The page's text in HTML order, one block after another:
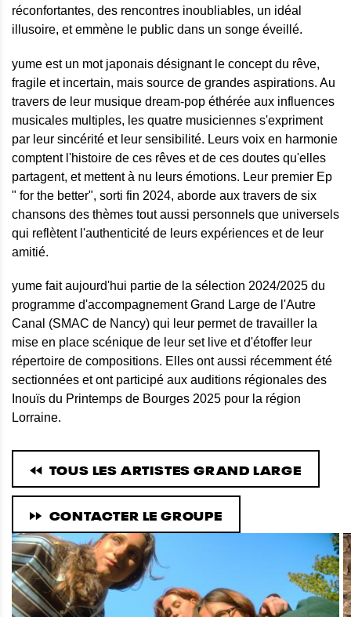
réconfortantes, des rencontres inoubliables, un idéal
illusoire, et emmène le public dans un songe éveillé.
yume est un mot japonais désignant le concept du rêve,
fragile et incertain, mais source de grandes aspirations. Au
travers de leur musique dream-pop éthérée aux influences
musicales multiples, les quatre musiciennes s'expriment
par leur sincérité et leur sensibilité. Leurs voix en harmonie
comptent l'histoire de ces rêves et de ces doutes qu'elles
partagent, et mettent à nu leurs émotions. Leur premier Ep
" for the better", sorti fin 2024, aborde aux travers de six
chansons des thèmes tout aussi personnels que universels
qui reflètent l'authenticité de leurs expériences et de leur
amitié.
yume fait aujourd'hui partie de la sélection 2024/2025 du
programme d'accompagnement Grand Large de l'Autre
Canal (SMAC de Nancy) qui leur permet de travailler la
mise en place scénique de leur set live et d'étoffer leur
répertoire de compositions. Elles ont aussi récemment été
sectionnées et ont participé aux auditions régionales des
Inouïs du Printemps de Bourges 2025 pour la région
Lorraine.
TOUS LES ARTISTES GRAND LARGE
CONTACTER LE GROUPE